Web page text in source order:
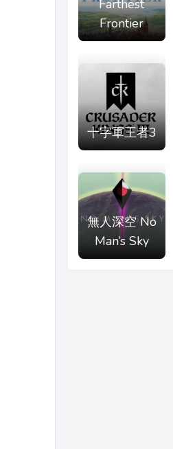
Farthest
Frontier
十字軍王者3
無人深空 No
Man’s Sky